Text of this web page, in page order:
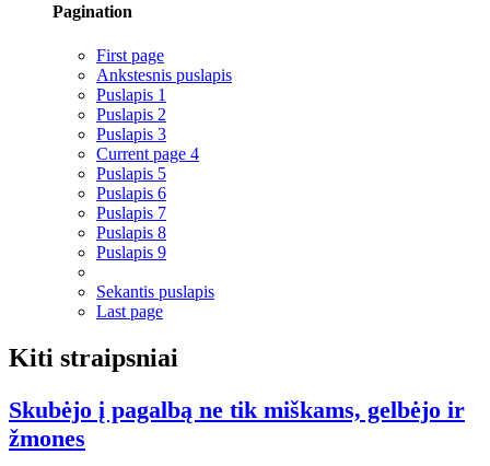
Pagination
First page
Ankstesnis puslapis
Puslapis 1
Puslapis 2
Puslapis 3
Current page 4
Puslapis 5
Puslapis 6
Puslapis 7
Puslapis 8
Puslapis 9
Sekantis puslapis
Last page
Kiti straipsniai
Skubėjo į pagalbą ne tik miškams, gelbėjo ir
žmones